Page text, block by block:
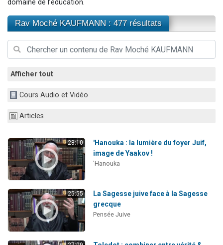
Il reste 49 places pour étudier en groupe sur Zoom
Eva vient de donner son Maasser
domaine de l’éducation.
Rav Moché KAUFMANN : 477 résultats
Afficher tout
Cours Audio et Vidéo
Articles
28:10
'Hanouka : la lumière du foyer Juif,
image de Yaakov !
'Hanouka
25:55
La Sagesse juive face à la Sagesse
grecque
Pensée Juive